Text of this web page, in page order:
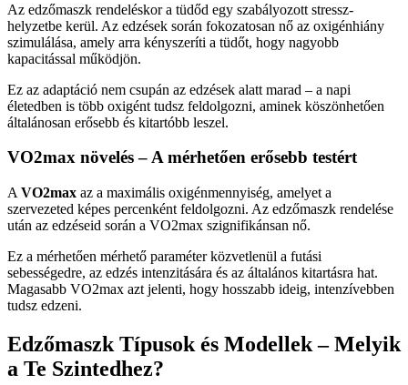
Az edzőmaszk rendeléskor a tüdőd egy szabályozott stressz-
helyzetbe kerül. Az edzések során fokozatosan nő az oxigénhiány
szimulálása, amely arra kényszeríti a tüdőt, hogy nagyobb
kapacitással működjön.
Ez az adaptáció nem csupán az edzések alatt marad – a napi
életedben is több oxigént tudsz feldolgozni, aminek köszönhetően
általánosan erősebb és kitartóbb leszel.
VO2max növelés – A mérhetően erősebb testért
A VO2max az a maximális oxigénmennyiség, amelyet a
szervezeted képes percenként feldolgozni. Az edzőmaszk rendelése
után az edzéseid során a VO2max szignifikánsan nő.
Ez a mérhetően mérhető paraméter közvetlenül a futási
sebességedre, az edzés intenzitására és az általános kitartásra hat.
Magasabb VO2max azt jelenti, hogy hosszabb ideig, intenzívebben
tudsz edzeni.
Edzőmaszk Típusok és Modellek – Melyik
a Te Szintedhez?